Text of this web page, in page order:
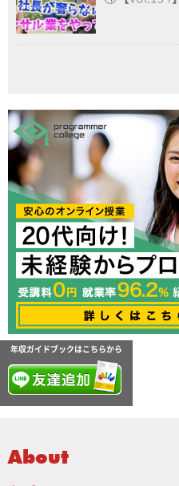
About
年収ガイドブックはこちらから